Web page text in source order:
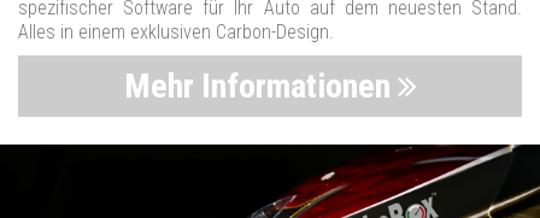
spezifischer Software für Ihr Auto auf dem neuesten Stand.
Alles in einem exklusiven Carbon-Design.
Mehr Informationen